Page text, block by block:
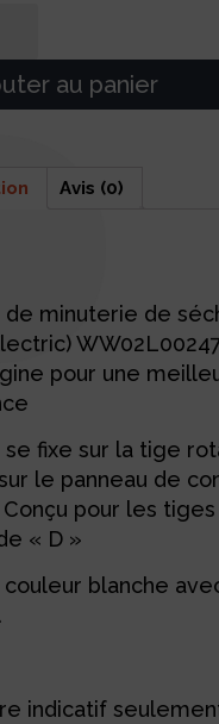
au panier
Avis (0)
de minuterie de
pour une
se fixe sur la tige
le panneau de
pour les
« D »
couleur blanche
indicatif